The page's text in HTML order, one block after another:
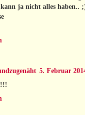
ja nicht alles haben..
5. Februar